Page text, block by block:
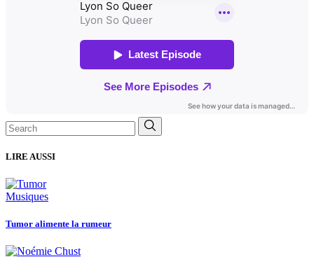
Search
for:
LIRE AUSSI
Musiques
Tumor alimente la rumeur